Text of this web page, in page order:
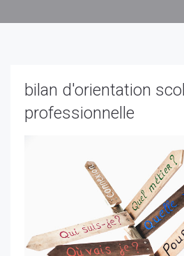
bilan d'orientation
professionnelle